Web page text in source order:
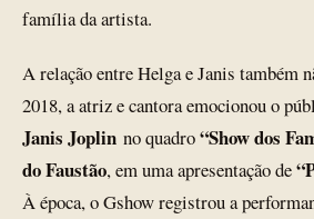
família da artista.
A relação entre Helga e Janis também
2018, a atriz e cantora emocionou o
Janis Joplin no quadro“Show dos
do Faustão, em uma apresentação de
À época, o Gshow registrou a